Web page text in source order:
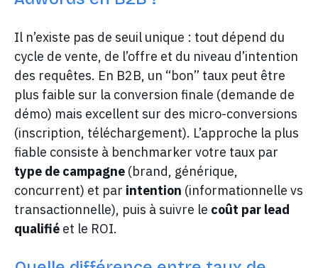
Il n’existe pas de seuil unique : tout dépend du
cycle de vente, de l’offre et du niveau d’intention
des requêtes. En B2B, un “bon” taux peut être
plus faible sur la conversion finale (demande de
démo) mais excellent sur des micro-conversions
(inscription, téléchargement). L’approche la plus
fiable consiste à benchmarker votre taux par
type de campagne(brand, générique,
concurrent) et par intention (informationnelle vs
transactionnelle), puis à suivre le coût par lead
qualifiéet le ROI.